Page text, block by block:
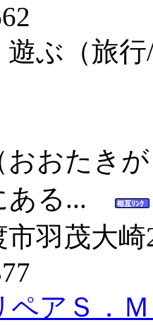
ぶ（旅行
おおたき
ある...
羽茂大崎
ペアＳ．